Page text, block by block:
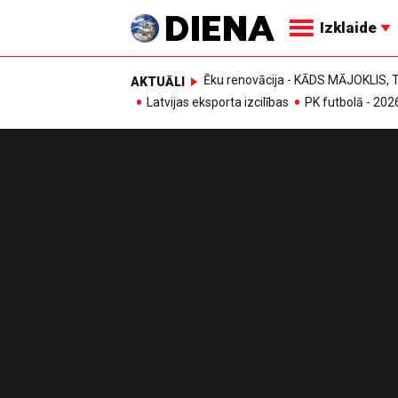
Izklaide
AKTUĀLI Ēku renovācija - KĀDS MĀJOKLIS,
Latvijas eksporta izcilības
PK futbolā -